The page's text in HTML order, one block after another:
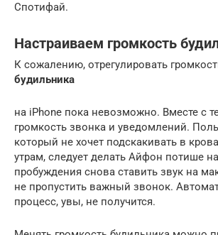
Спотифай.
Настраиваем громкость
К сожалению, отрегулировать
будильника
на iPhone пока невозможно. Вместе с
громкость звонка и уведомлений.
который не хочет подскакивать в
утрам, следует делать Айфон потише
пробуждения снова ставить звук на
не пропустить важный звонок.
процесс, увы, не получится.